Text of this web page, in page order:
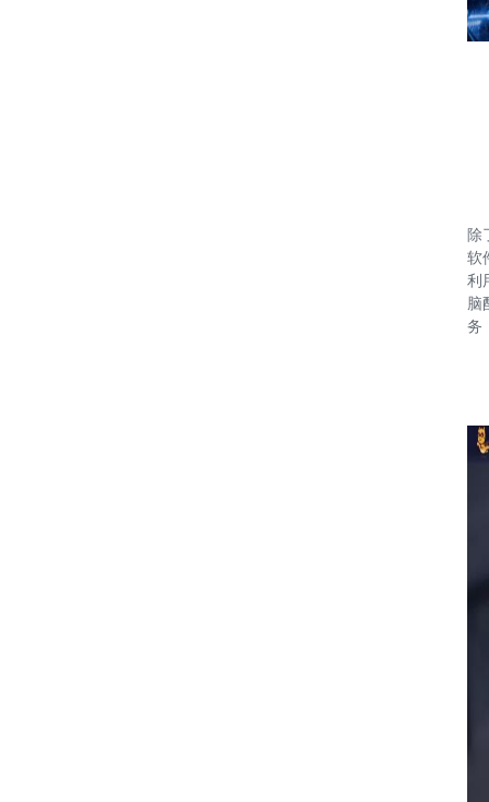
除
软
利
脑
务